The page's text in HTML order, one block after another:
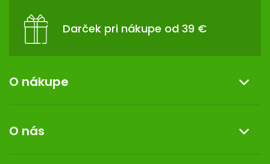
Darček pri nákupe od 39 €
O nákupe
Reklamácia a vrátenie tovaru
Doprava a platba
O nás